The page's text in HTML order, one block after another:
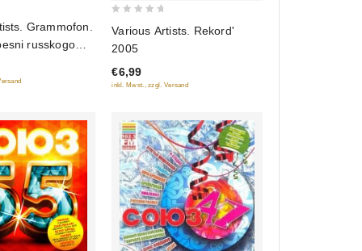
Grammofon.
russkogo
12
of
5
Various Artists. Rekord'
2005
€6,99
inkl. Mwst., zzgl. Versand